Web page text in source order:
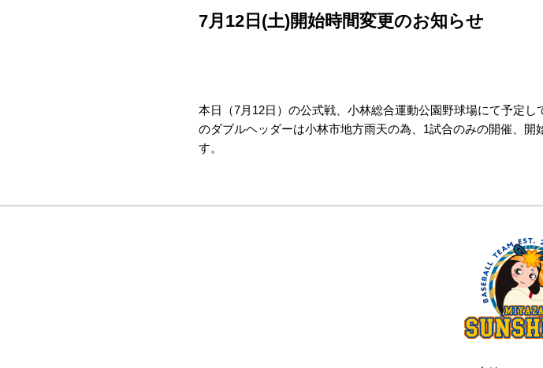
7月12日(土)開始時間変更のお知らせ
本日（7月12日）の公式戦、小林総合運動公園野球場にて予定
のダブルヘッダーは小林市地方雨天の為、1試合のみの開催、
す。